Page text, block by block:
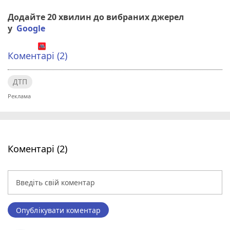
Додайте 20 хвилин до вибраних джерел
у Google
Коментарі (2)
ДТП
Коментарі (2)
Опублікувати коментар